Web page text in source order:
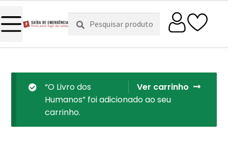
Pesquisar
por:
Pesquisa
Ver carrinho
“O Livro dos
Humanos” foi adicionado ao seu
carrinho.